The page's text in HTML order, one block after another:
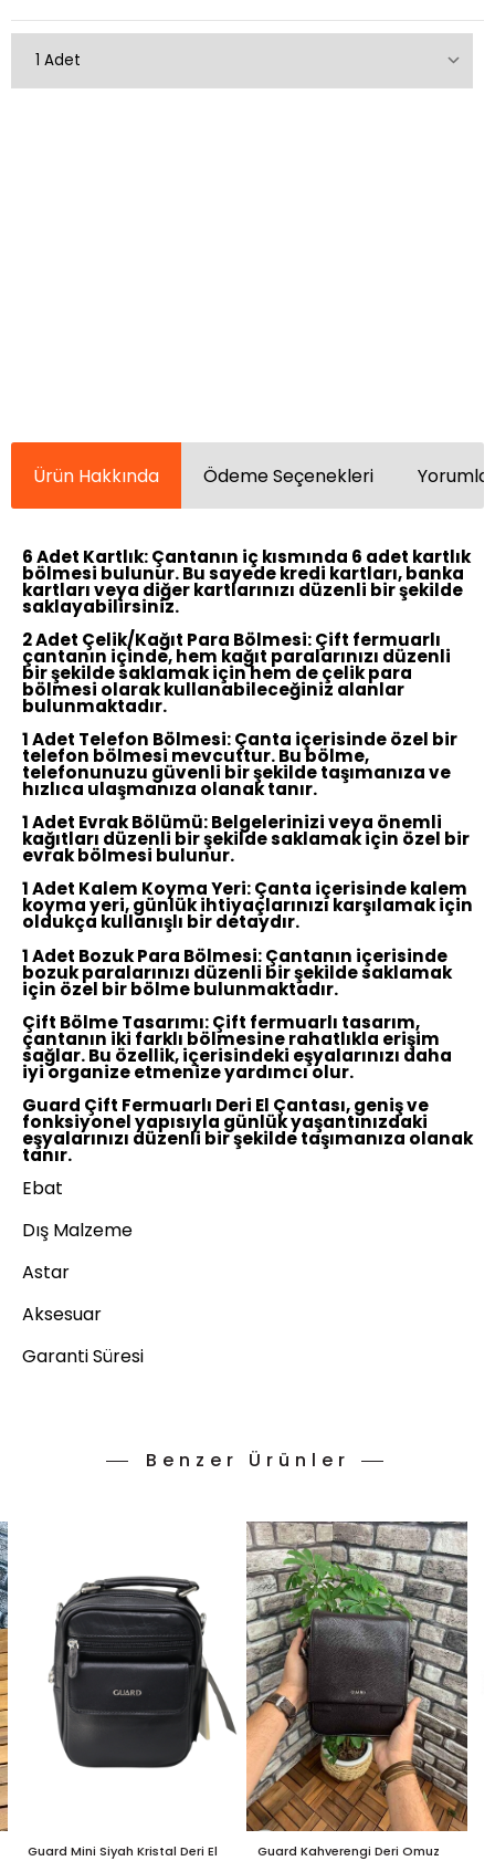
Ürün Hakkında Ödeme Seçenekleri
6 Adet Kartlık:Çantanın iç kısmında 6 adet kartlık
bölmesi bulunur. Bu sayede kredi kartları, banka
kartları veya diğer kartlarınızı düzenli bir şekilde
saklayabilirsiniz.
2 Adet Çelik/Kağıt Para Bölmesi:Çift fermuarlı
çantanın içinde, hem kağıt paralarınızı düzenli
bir şekilde saklamak için hem de çelik para
bölmesi olarak kullanabileceğiniz alanlar
bulunmaktadır.
1 Adet Telefon Bölmesi:Çanta içerisinde özel bir
telefon bölmesi mevcuttur. Bu bölme,
telefonunuzu güvenli bir şekilde taşımanıza ve
hızlıca ulaşmanıza olanak tanır.
1 Adet Evrak Bölümü:Belgelerinizi veya önemli
kağıtları düzenli bir şekilde saklamak için özel bir
evrak bölmesi bulunur.
1 Adet Kalem Koyma Yeri:Çanta içerisinde kalem
koyma yeri, günlük ihtiyaçlarınızı karşılamak için
oldukça kullanışlı bir detaydır.
1 Adet Bozuk Para Bölmesi:Çantanın içerisinde
bozuk paralarınızı düzenli bir şekilde saklamak
için özel bir bölme bulunmaktadır.
Çift Bölme Tasarımı:Çift fermuarlı tasarım,
çantanın iki farklı bölmesine rahatlıkla erişim
sağlar. Bu özellik, içerisindeki eşyalarınızı daha
iyi organize etmenize yardımcı olur.
Guard Çift Fermuarlı Deri El Çantası, geniş ve
fonksiyonel yapısıyla günlük yaşantınızdaki
eşyalarınızı düzenli bir şekilde taşımanıza olanak
tanır.
Ebat
Dış Malzeme
Astar
Aksesuar
Garanti Süresi
Benzer Ürünler
Guard Mini Siyah Kristal Deri El
Guard Kahverengi Deri Omuz